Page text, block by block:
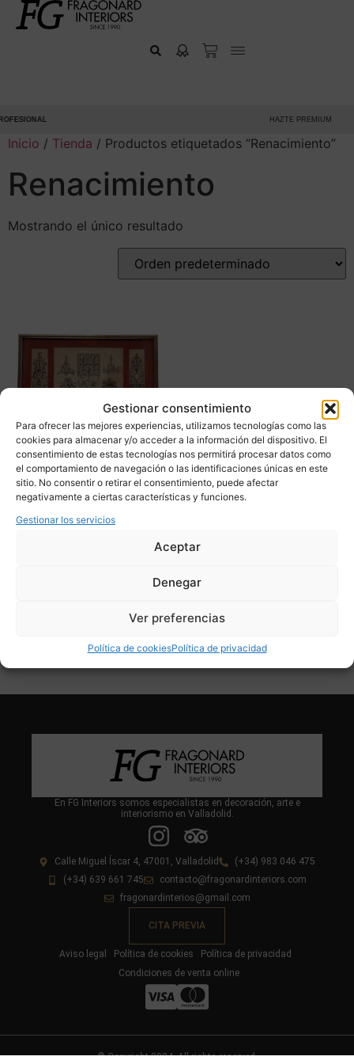
Gestionar consentimiento
Para ofrecer las mejores experiencias, utilizamos tecnologías como las
cookies para almacenar y/o acceder a la información del dispositivo. El
consentimiento de estas tecnologías nos permitirá procesar datos como
el comportamiento de navegación o las identificaciones únicas en este
sitio. No consentir o retirar el consentimiento, puede afectar
negativamente a ciertas características y funciones.
Gestionar los servicios
Aceptar
Denegar
Ver preferencias
Política de cookiesPolítica de privacidad
HAZTE PREMIUM
Inicio / Tienda / Productos etiquetados “Renacimiento”
Renacimiento
Mostrando el único resultado
Grabado “Repertorio de
grutescos”, Estilo
Francia
En FG Interiors somos especialistas en decoración, arte e
interiorismo en Valladolid.
Calle Miguel Íscar 4, 47001, Valladolid
(+34) 983 046 475
(+34) 639 661 745
contacto@fragonardinteriors.com
fragonardinterios@gmail.com
CITA PREVIA
Aviso legal Política de cookies
Política de privacidad
Condiciones de venta online
© Copyright 2024. All rights reserved.